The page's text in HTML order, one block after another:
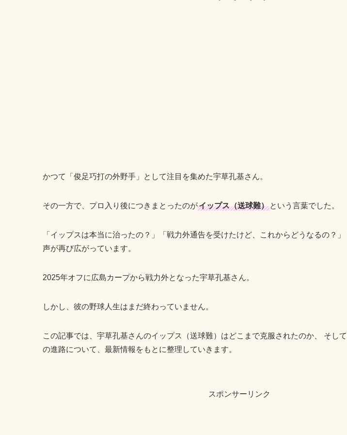
かつて「俊足巧打の外野手」として注目を集めた宇草孔基さん。
その一方で、プロ入り後につきまとったのがイップス（送球難） という言葉でした。
「イップスは本当に治ったの？」「戦力外通告を受けたけど、これからどうなるの？
声が再び広がっています。
2025年オフに広島カープから戦力外となった宇草孔基さん。
しかし、彼の野球人生はまだ終わっていません。
この記事では、宇草孔基さんのイップス（送球難）はどこまで克服されたのか、 そし
の進路について、最新情報をもとに整理していきます。
スポンサーリンク